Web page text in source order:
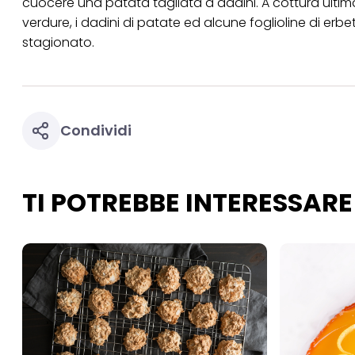
verdure, i dadini di patate ed alcune foglioline di
stagionato.
Condividi
TI POTREBBE
per uno o più degli
tuoi dati personali